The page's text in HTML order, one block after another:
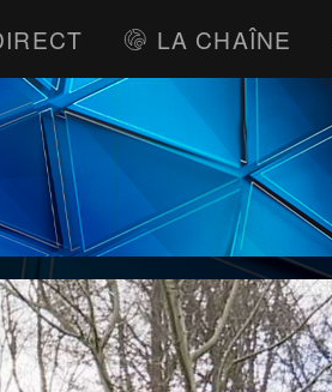
LA CHAÎNE